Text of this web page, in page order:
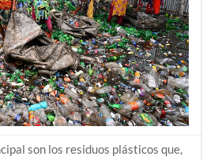
son los residuos plásticos que,